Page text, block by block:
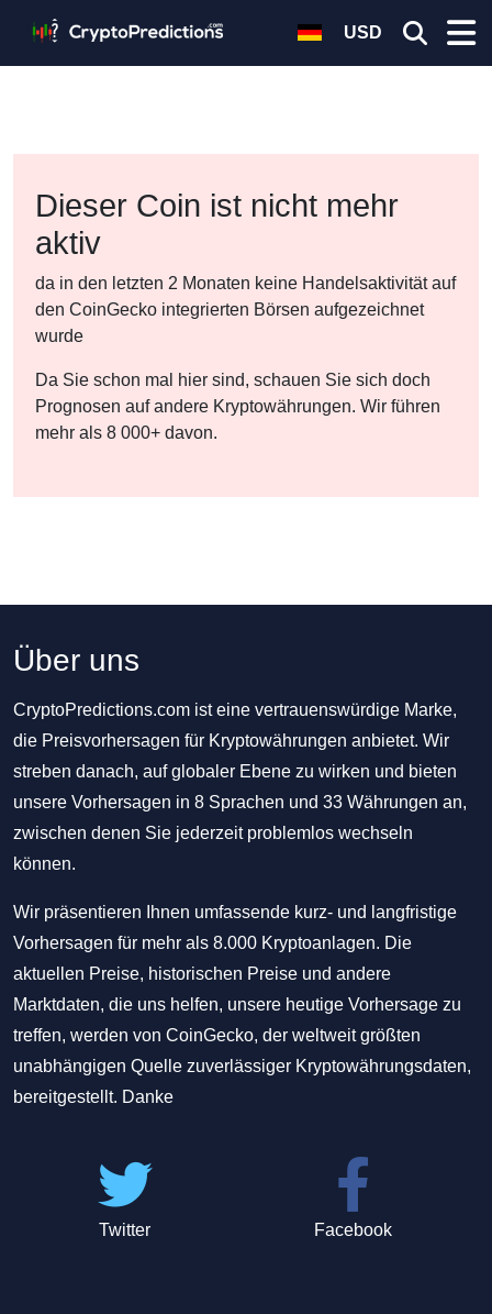
USD
Dieser Coin ist nicht mehr
aktiv
da in den letzten 2 Monaten keine Handelsaktivität auf
den CoinGecko integrierten Börsen aufgezeichnet
wurde
Da Sie schon mal hier sind, schauen Sie sich doch
Prognosen auf andere Kryptowährungen. Wir führen
mehr als 8 000+ davon.
Über uns
CryptoPredictions.com ist eine vertrauenswürdige Marke,
die Preisvorhersagen für Kryptowährungen anbietet. Wir
streben danach, auf globaler Ebene zu wirken und bieten
unsere Vorhersagen in 8 Sprachen und 33 Währungen an,
zwischen denen Sie jederzeit problemlos wechseln
können.
Wir präsentieren Ihnen umfassende kurz- und langfristige
Vorhersagen für mehr als 8.000 Kryptoanlagen. Die
aktuellen Preise, historischen Preise und andere
Marktdaten, die uns helfen, unsere heutige Vorhersage zu
treffen, werden von CoinGecko, der weltweit größten
unabhängigen Quelle zuverlässiger Kryptowährungsdaten,
bereitgestellt. Danke
Twitter Facebook